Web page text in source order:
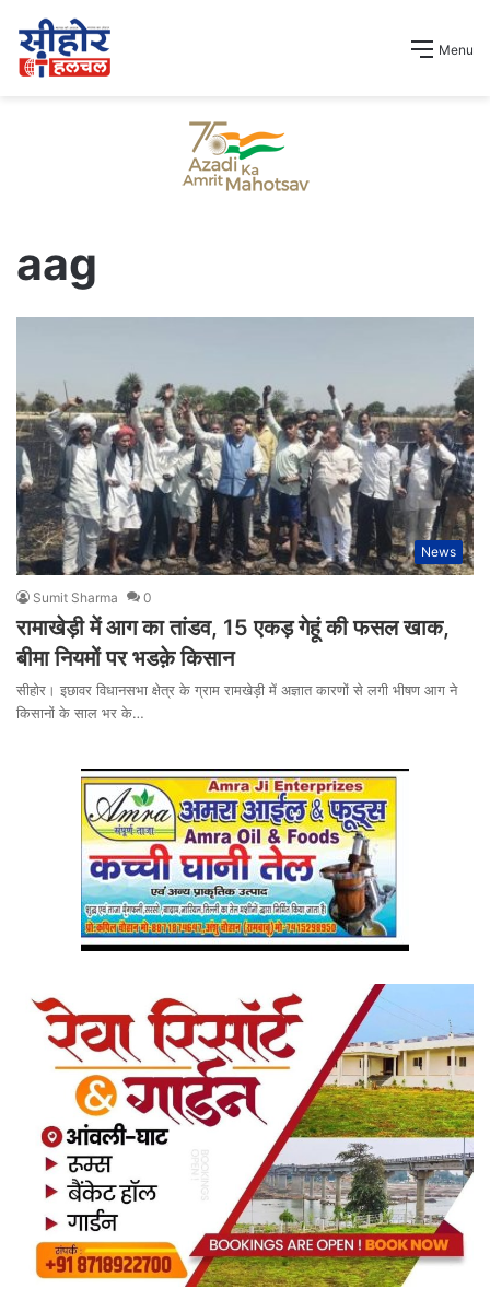
Menu
aag
News
Sumit Sharma 0
रामाखेड़ी में आग का तांडव, 15 एकड़ गेहूं की फसल खाक,
बीमा नियमों पर भडक़े किसान
सीहोर। इछावर विधानसभा क्षेत्र के ग्राम रामखेड़ी में अज्ञात कारणों से लगी भीषण आग ने
किसानों के साल भर के…